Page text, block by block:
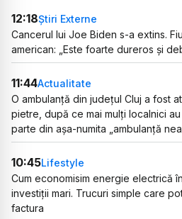
12:18Știri Externe
Cancerul lui Joe Biden s-a extins.
american: „Este foarte dureros și
11:44Actualitate
O ambulanță din județul Cluj a fost
pietre, după ce mai mulți localnici
parte din așa-numita „ambulanță
10:45Lifestyle
Cum economisim energie electrică
investiții mari. Trucuri simple care
factura